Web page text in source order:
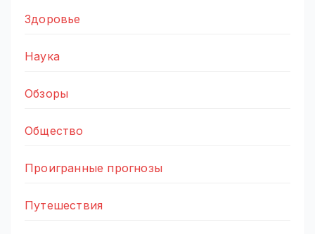
Здоровье
Наука
Обзоры
Общество
Проигранные прогнозы
Путешествия